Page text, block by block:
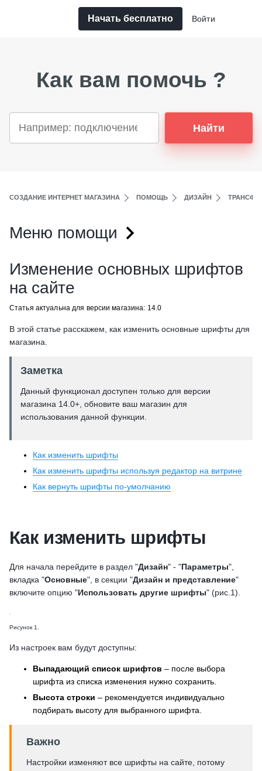
Начать бесплатно Войти
Как вам помочь ?
Найти
СОЗДАНИЕ ИНТЕРНЕТ МАГАЗИНА ПОМОЩЬ ДИЗАЙН
Меню помощи
Изменение основных шрифтов
на сайте
Статья актуальна для версии магазина: 14.0
В этой статье расскажем, как изменить основные шрифты для
магазина.
Заметка
Данный функционал доступен только для версии
магазина 14.0+, обновите ваш магазин для
использования данной функции.
Как изменить шрифты
Как изменить шрифты используя редактор на витрине
Как вернуть шрифты по-умолчанию
Как изменить шрифты
Для начала перейдите в раздел "Дизайн" - "Параметры",
вкладка "Основные", в секции "Дизайн и представление"
включите опцию "Использовать другие шрифты" (рис.1).
Рисунок 1.
Из настроек вам будут доступны:
Выпадающий список шрифтов – после выбора
шрифта из списка изменения нужно сохранить.
Высота строки – рекомендуется индивидуально
подбирать высоту для выбранного шрифта.
Важно
Настройки изменяют все шрифты на сайте, потому